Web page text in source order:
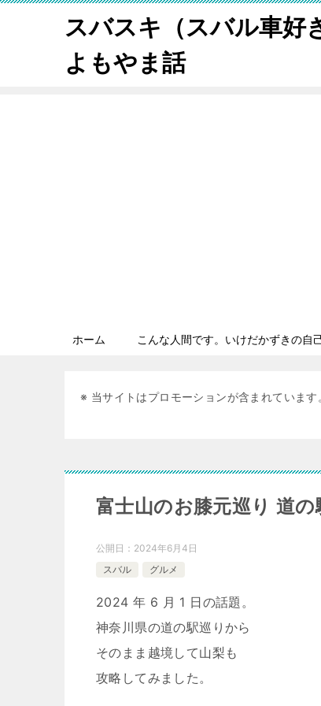
スバスキ（スバル車好
よもやま話
ホーム こんな人間です。いけだかずきの自
※ 当サイトはプロモーションが含まれています
富士山のお膝元巡り 道
公開日： 2024年6月4日
スバル
グルメ
2024 年 6 月 1 日の話題。
神奈川県の道の駅巡りから
そのまま越境して山梨も
攻略してみました。